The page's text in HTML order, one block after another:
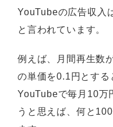
YouTubeの広告収入
と言われています。
例えば、月間再生数
の単価を0.1円とする
YouTubeで毎月10万
うと思えば、何と